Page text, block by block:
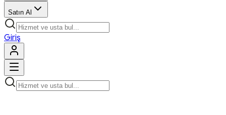
Satın Al
Giriş